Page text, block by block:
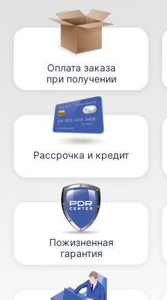
Оплата заказа
при получении
Рассрочка и кредит
Пожизненная
гарантия